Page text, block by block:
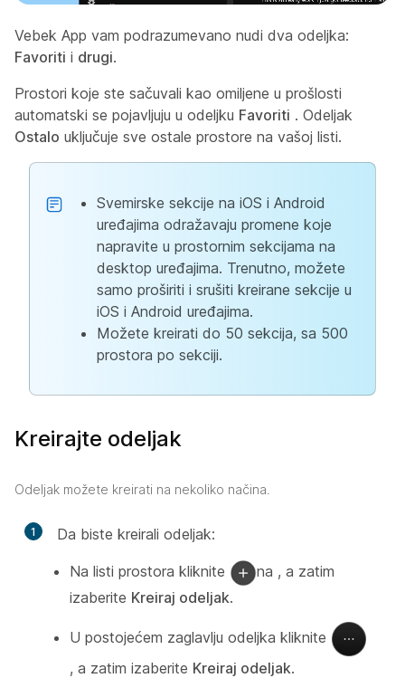
Vebek App vam podrazumevano nudi dva odeljka:
Favoriti i drugi.
Prostori koje ste sačuvali kao omiljene u prošlosti
automatski se pojavljuju u odeljku Favoriti . Odeljak
Ostalo uključuje sve ostale prostore na vašoj listi.
Svemirske sekcije na iOS i Android
uređajima odražavaju promene koje
napravite u prostornim sekcijama na
desktop uređajima. Trenutno, možete
samo proširiti i srušiti kreirane sekcije u
iOS i Android uređajima.
Možete kreirati do 50 sekcija, sa 500
prostora po sekciji.
Kreirajte odeljak
Odeljak možete kreirati na nekoliko načina.
1 Da biste kreirali odeljak:
Na listi prostora kliknite
na , a zatim
izaberite Kreiraj odeljak.
U postojećem zaglavlju odeljka kliknite
, a zatim izaberite Kreiraj odeljak.